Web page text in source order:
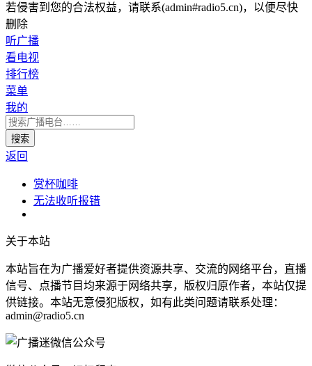
若侵害到您的合法权益，请联系(admin#radio5.cn)，以便尽快
删除
听广播
看电视
排行榜
菜单
我的
返回
赏杯咖啡
无法收听报错
关于本站
本站旨在为广播爱好者提供资源共享、交流的网络平台，直播
信号、点播节目均来源于网络共享，版权归原作者，本站仅提
供链接。本站无意侵犯版权，如有此类问题请联系处理：
admin@radio5.cn